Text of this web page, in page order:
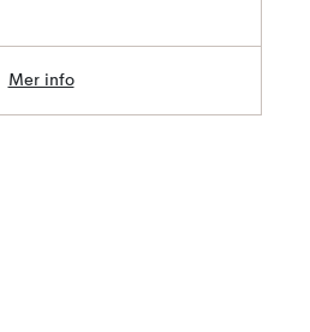
Mer info